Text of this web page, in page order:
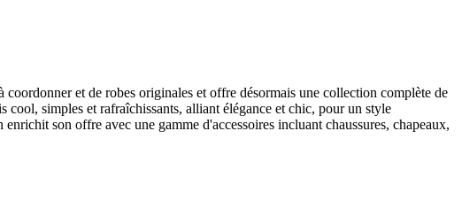
et de robes originales et offre désormais une collection complète de
cool, simples et rafraîchissants, alliant élégance et chic, pour un style
son offre avec une gamme d'accessoires incluant chaussures, chapeaux,